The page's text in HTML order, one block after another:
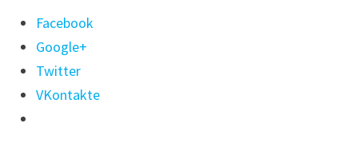
Поделиться
"Семь
портативных
электрокардиографов
поступили
Facebook
Google+
Twitter
VKontakte